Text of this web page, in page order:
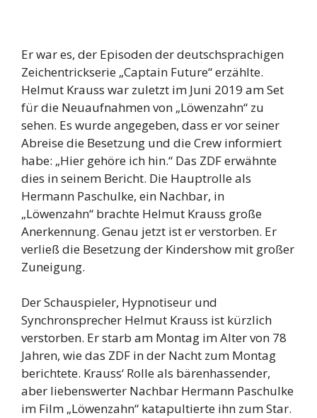
Er war es, der Episoden der deutschsprachigen
Zeichentrickserie „Captain Future“ erzählte.
Helmut Krauss war zuletzt im Juni 2019 am Set
für die Neuaufnahmen von „Löwenzahn“ zu
sehen. Es wurde angegeben, dass er vor seiner
Abreise die Besetzung und die Crew informiert
habe: „Hier gehöre ich hin.“ Das ZDF erwähnte
dies in seinem Bericht. Die Hauptrolle als
Hermann Paschulke, ein Nachbar, in
„Löwenzahn“ brachte Helmut Krauss große
Anerkennung. Genau jetzt ist er verstorben. Er
verließ die Besetzung der Kindershow mit großer
Zuneigung.
Der Schauspieler, Hypnotiseur und
Synchronsprecher Helmut Krauss ist kürzlich
verstorben. Er starb am Montag im Alter von 78
Jahren, wie das ZDF in der Nacht zum Montag
berichtete. Krauss‘ Rolle als bärenhassender,
aber liebenswerter Nachbar Hermann Paschulke
im Film „Löwenzahn“ katapultierte ihn zum Star.